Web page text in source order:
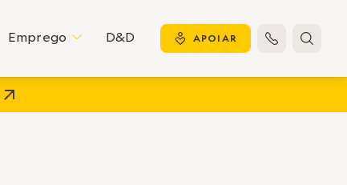
Emprego C D&D y APOIAR  